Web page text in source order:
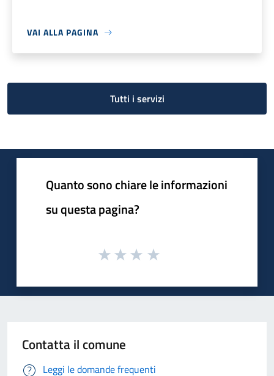
VAI ALLA PAGINA
Tutti i servizi
Quanto sono chiare le informazioni
su questa pagina?
Contatta il comune
Leggi le domande frequenti